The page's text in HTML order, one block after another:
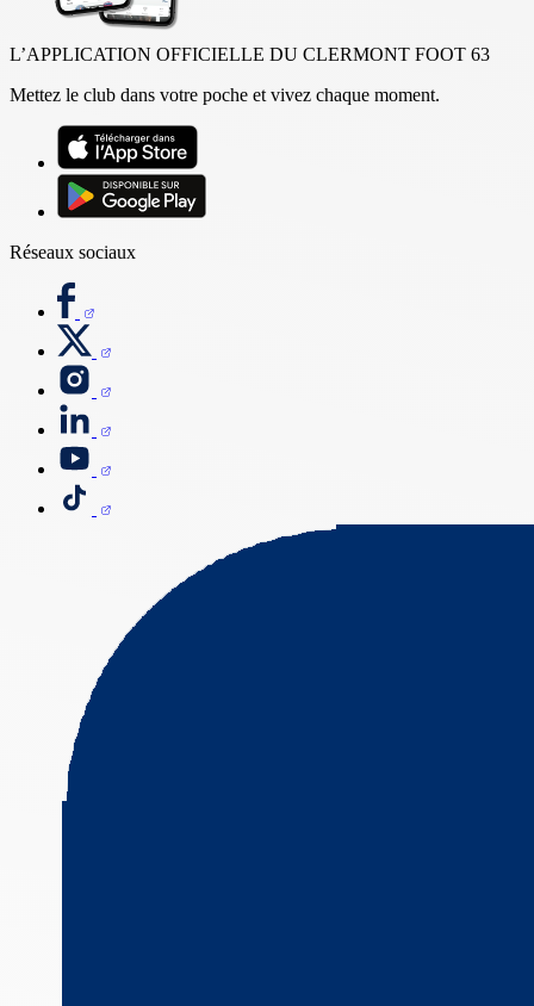
L’APPLICATION OFFICIELLE DU CLERMONT FOOT 63
Mettez le club dans votre poche et vivez chaque moment.
Réseaux sociaux